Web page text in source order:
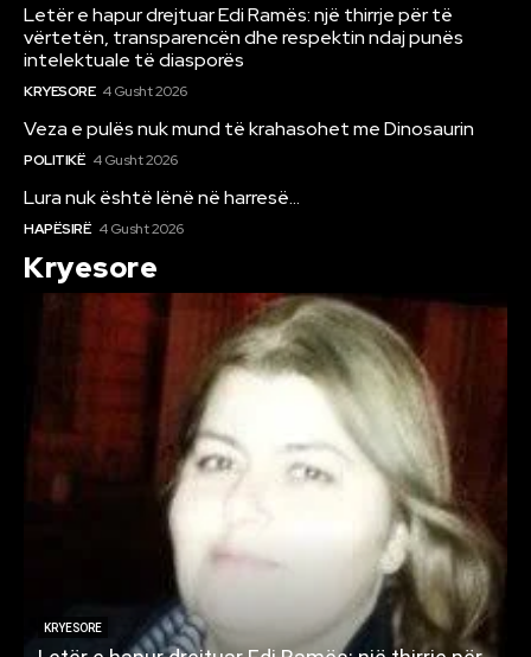
Letër e hapur drejtuar Edi Ramës: një thirrje për të
vërtetën, transparencën dhe respektin ndaj punës
intelektuale të diasporës
KRYESORE 4 Gusht 2026
Veza e pulës nuk mund të krahasohet me Dinosaurin
POLITIKË 4 Gusht 2026
Lura nuk është lënë në harresë…
HAPËSIRË 4 Gusht 2026
Kryesore
KRYESORE